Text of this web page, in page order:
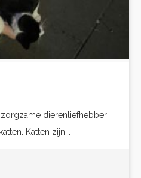
dierenliefhebber
Katten zijn...